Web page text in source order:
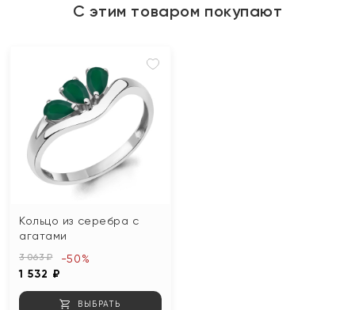
С этим товаром покупают
Кольцо из серебра с
агатами
3 063 ₽
1 532 ₽
-50%
ВЫБРАТЬ